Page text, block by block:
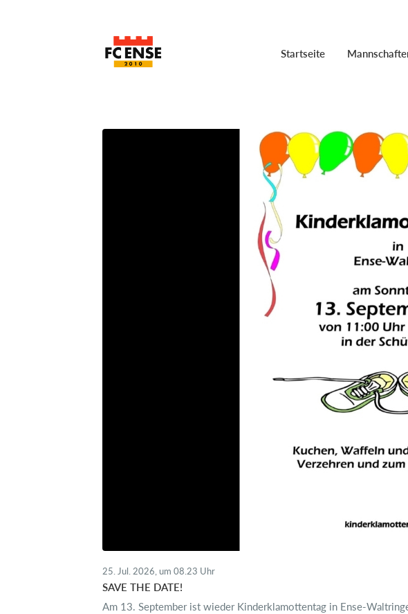
Startseite
25. Jul. 2026, um 08.23 Uhr
SAVE THE DATE!
Am 13. September ist wieder Kinderklamottentag in Ense-